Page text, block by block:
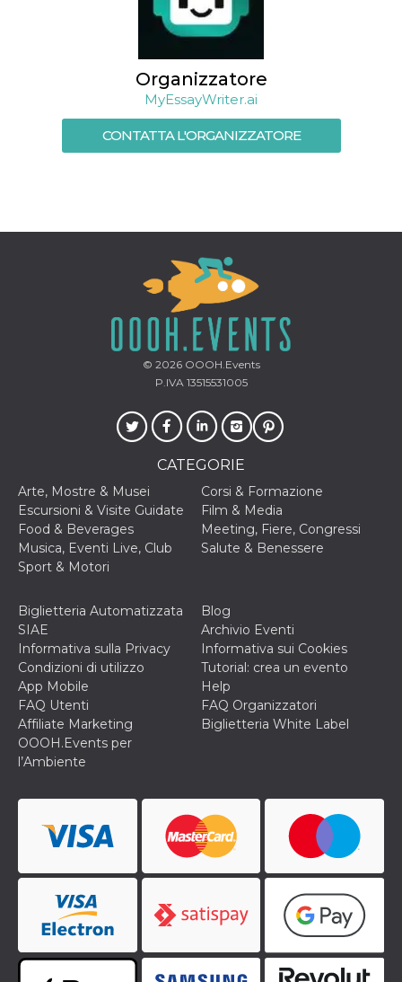
Organizzatore
MyEssayWriter.ai
CONTATTA L'ORGANIZZATORE
© 2026OOOH.Events
P.IVA 13515531005
CATEGORIE
Arte, Mostre & Musei
Corsi & Formazione
Escursioni & Visite Guidate
Film & Media
Food & Beverages
Meeting, Fiere, Congressi
Musica, Eventi Live, Club
Salute & Benessere
Sport & Motori
Biglietteria Automatizzata
SIAE
Blog
Archivio Eventi
Informativa sulla Privacy
Informativa sui Cookies
Condizioni di utilizzo
Tutorial: crea un evento
App Mobile
Help
FAQ Utenti
FAQ Organizzatori
Affiliate Marketing
Biglietteria White Label
OOOH.Events per
l’Ambiente